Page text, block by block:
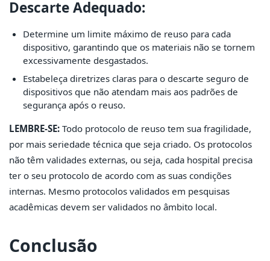
Descarte Adequado:
Determine um limite máximo de reuso para cada
dispositivo, garantindo que os materiais não se tornem
excessivamente desgastados.
Estabeleça diretrizes claras para o descarte seguro de
dispositivos que não atendam mais aos padrões de
segurança após o reuso.
LEMBRE-SE: Todo protocolo de reuso tem sua fragilidade,
por mais seriedade técnica que seja criado. Os protocolos
não têm validades externas, ou seja, cada hospital precisa
ter o seu protocolo de acordo com as suas condições
internas. Mesmo protocolos validados em pesquisas
acadêmicas devem ser validados no âmbito local.
Conclusão